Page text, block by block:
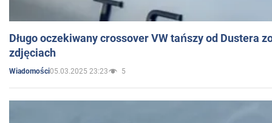
Długo oczekiwany crossover VW tańszy od Dustera
zdjęciach
Wiadomości05.03.2025 23:23 5